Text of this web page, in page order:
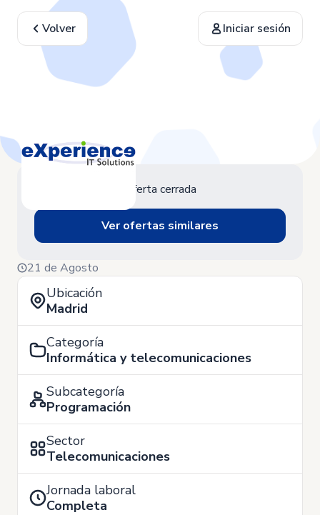
Volver Iniciar sesión
Oferta cerrada
Ver ofertas similares
21 de Agosto
Ubicación
Madrid
Categoría
Informática y telecomunicaciones
Subcategoría
Programación
Sector
Telecomunicaciones
Jornada laboral
Completa